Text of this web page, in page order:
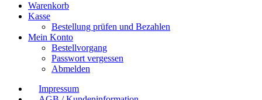
Warenkorb
Kasse
Bestellung prüfen und Bezahlen
Mein Konto
Bestellvorgang
Passwort vergessen
Abmelden
Impressum